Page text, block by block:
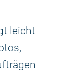
leicht